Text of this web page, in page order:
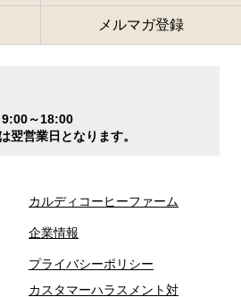
メルマガ登録
9:00～18:00
翌営業日となります。
カルディコーヒーファーム
企業情報
プライバシーポリシー
カスタマーハラスメント対